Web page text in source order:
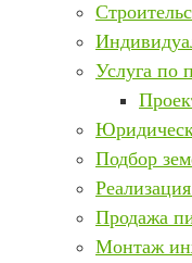
Услуга по
Подбор
Продажа
Монтаж